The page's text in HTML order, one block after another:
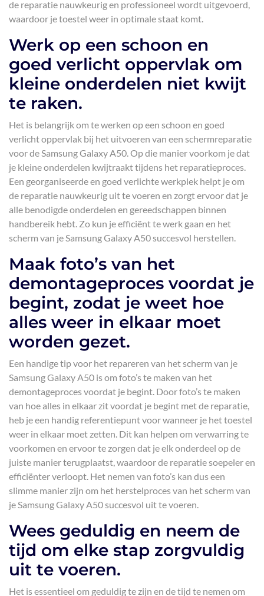
de reparatie nauwkeurig en professioneel wordt uitgevoerd,
waardoor je toestel weer in optimale staat komt.
Werk op een schoon en
goed verlicht oppervlak om
kleine onderdelen niet kwijt
te raken.
Het is belangrijk om te werken op een schoon en goed
verlicht oppervlak bij het uitvoeren van een schermreparatie
voor de Samsung Galaxy A50. Op die manier voorkom je dat
je kleine onderdelen kwijtraakt tijdens het reparatieproces.
Een georganiseerde en goed verlichte werkplek helpt je om
de reparatie nauwkeurig uit te voeren en zorgt ervoor dat je
alle benodigde onderdelen en gereedschappen binnen
handbereik hebt. Zo kun je efficiënt te werk gaan en het
scherm van je Samsung Galaxy A50 succesvol herstellen.
Maak foto’s van het
demontageproces voordat je
begint, zodat je weet hoe
alles weer in elkaar moet
worden gezet.
Een handige tip voor het repareren van het scherm van je
Samsung Galaxy A50 is om foto’s te maken van het
demontageproces voordat je begint. Door foto’s te maken
van hoe alles in elkaar zit voordat je begint met de reparatie,
heb je een handig referentiepunt voor wanneer je het toestel
weer in elkaar moet zetten. Dit kan helpen om verwarring te
voorkomen en ervoor te zorgen dat je elk onderdeel op de
juiste manier terugplaatst, waardoor de reparatie soepeler en
efficiënter verloopt. Het nemen van foto’s kan dus een
slimme manier zijn om het herstelproces van het scherm van
je Samsung Galaxy A50 succesvol uit te voeren.
Wees geduldig en neem de
tijd om elke stap zorgvuldig
uit te voeren.
Het is essentieel om geduldig te zijn en de tijd te nemen om